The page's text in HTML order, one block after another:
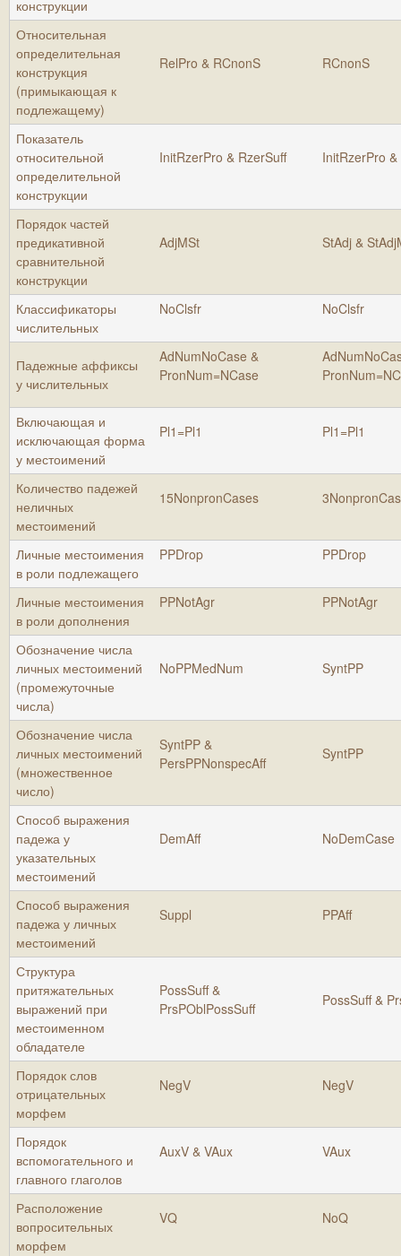
конструкции
Относительная
определительная
конструкция
(примыкающая к
подлежащему)
RelPro & RCnonS RCnonS
Показатель
относительной
определительной
конструкции
InitRzerPro & RzerSuff InitRzerPro
Порядок частей
предикативной
сравнительной
конструкции
AdjMSt StAdj &
Классификаторы
числительных
NoClsfr NoClsfr
Падежные аффиксы
у числительных
AdNumNoCase &
PronNum=NCase
Включающая и
исключающая форма
у местоимений
Pl1=Pl1 Pl1=Pl1
Количество падежей
неличных
местоимений
15NonpronCases
Личные местоимения
в роли подлежащего
PPDrop PPDrop
Личные местоимения
в роли дополнения
PPNotAgr PPNotAgr
Обозначение числа
личных местоимений
(промежуточные
числа)
NoPPMedNum SyntPP
Обозначение числа
личных местоимений
(множественное
число)
SyntPP &
PersPPNonspecAff
SyntPP
Способ выражения
падежа у
указательных
местоимений
DemAff NoDemCase
Способ выражения
падежа у личных
местоимений
Suppl PPAff
Структура
притяжательных
выражений при
местоименном
обладателе
PossSuff &
PrsPOblPossSuff
PossSuff &
Порядок слов
отрицательных
морфем
NegV NegV
Порядок
вспомогательного и
главного глаголов
AuxV & VAux VAux
Расположение
вопросительных
морфем
VQ NoQ